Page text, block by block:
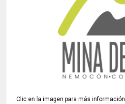
Clic en la imagen para más información